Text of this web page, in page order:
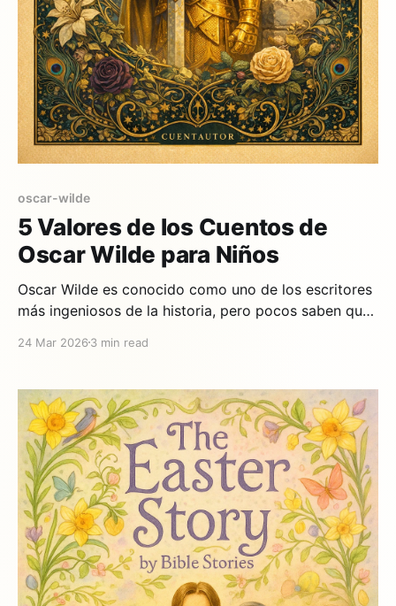
oscar-wilde
5 Valores de los Cuentos de
Oscar Wilde para Niños
Oscar Wilde es conocido como uno de los escritores
más ingeniosos de la historia, pero pocos saben que
más conmovedores jamás creados. Sus historias para
profundas sobre el amor, la generosidad y lo que
realmente importa en
24 Mar 2026 3 min read